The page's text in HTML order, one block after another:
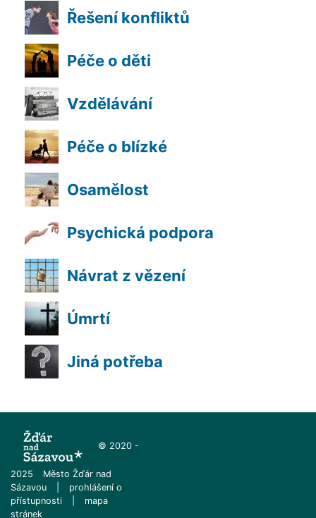
Řešení konfliktů
Péče o děti
Vzdělávání
Péče o blízké
Osamělost
Psychická podpora
Návrat z vězení
Úmrtí
Jiná potřeba
© 2020 -
2025
Město Žďár nad
Sázavou
prohlášení o
přístupnosti
mapa
stránek